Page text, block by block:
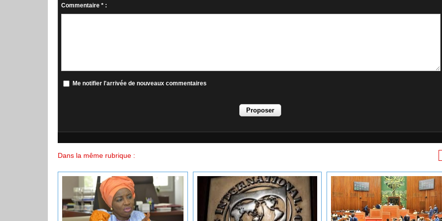
Commentaire * :
Me notifier l'arrivée de nouveaux commentaires
Dans la même rubrique :